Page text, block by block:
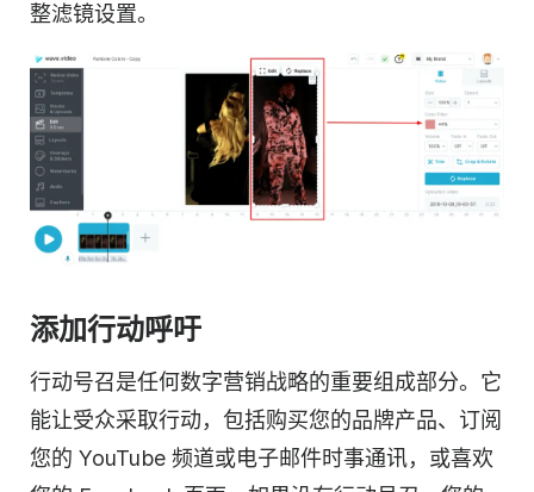
整滤镜设置。
添加行动呼吁
行动号召是任何数字营销战略的重要组成部分。它
能让受众采取行动，包括购买您的品牌产品、订阅
您的 YouTube 频道或电子邮件时事通讯，或喜欢